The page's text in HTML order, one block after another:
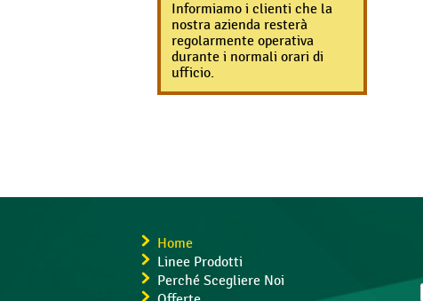
Informiamo i clienti che la
nostra azienda resterà
regolarmente operativa
durante i normali orari di
ufficio.
Home
Linee Prodotti
Perché Scegliere Noi